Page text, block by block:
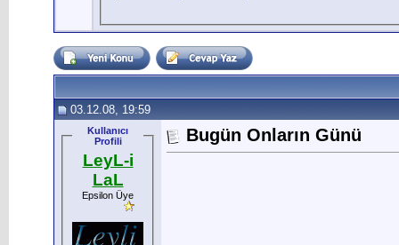
03.12.08, 19:59
Kullanıcı
Profili
LeyL-i
LaL
Epsilon Üye
Bugün Onların Günü